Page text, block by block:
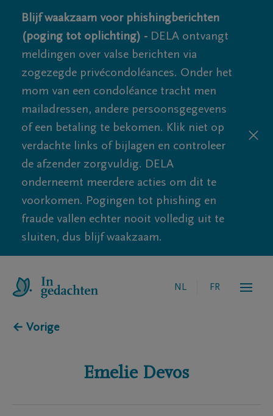
Blijf waakzaam voor phishingberichten
(poging tot oplichting) - DELA ontvangt
meldingen over valse berichten via
zogezegde privécondoléances. Onder het
mom van een condoléance tracht men
mailadressen, andere persoonsgegevens
of een betaling te bekomen. Klik niet op
verdachte links of bijlagen en controleer
de afzender zorgvuldig. DELA
onderneemt meerdere acties om dit te
voorkomen. Pogingen tot phishing en
fraude vallen echter nooit volledig uit te
sluiten, dus blijf waakzaam.
NL FR
← Vorige
Emelie Devos